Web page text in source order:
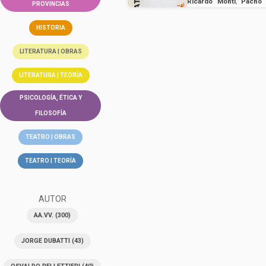
PROVINCIAS
HISTORIA
LITERATURA | OBRAS
LITERATURA | TEORÍA
PSICOLOGÍA, ÉTICA Y
FILOSOFÍA
TEATRO | OBRAS
TEATRO | TEORÍA
AUTOR
AA.VV. (300)
JORGE DUBATTI(43)